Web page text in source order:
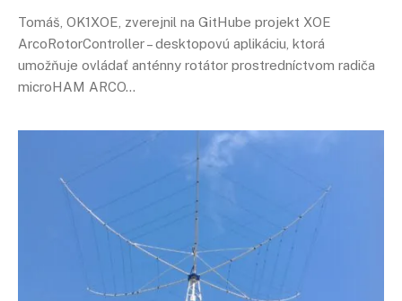
Tomáš, OK1XOE, zverejnil na GitHube projekt XOE
ArcoRotorController – desktopovú aplikáciu, ktorá
umožňuje ovládať anténny rotátor prostredníctvom radiča
microHAM ARCO…